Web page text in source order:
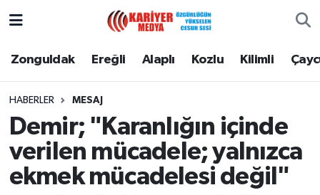
Zonguldak Ereğli Alaplı Kozlu Kilimli
HABERLER MESAJ
Demir; "Karanlığın içinde
verilen mücadele; yalnızca
ekmek mücadelesi değil"
Zonguldak
Alaplı
Kozlu
Zonguldak Nöbetçi Eczaneler
Zonguldak Namaz Vakitleri
Zonguldak Trafik Yoğunluk Haritası